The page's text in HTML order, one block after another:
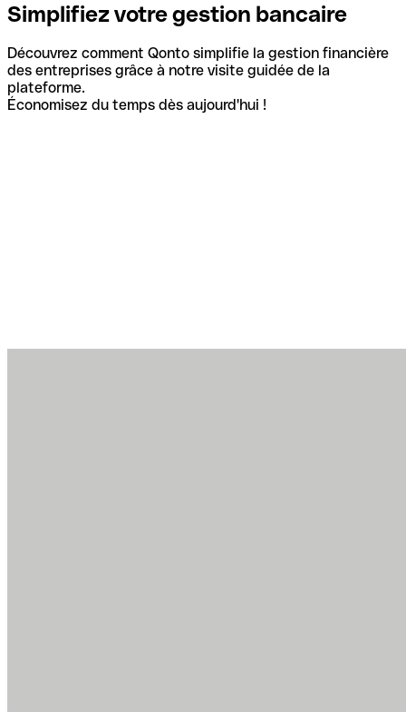
Simplifiez votre gestion bancaire
Découvrez comment Qonto simplifie la gestion financière
des entreprises grâce à notre visite guidée de la
plateforme.
Économisez du temps dès aujourd'hui !